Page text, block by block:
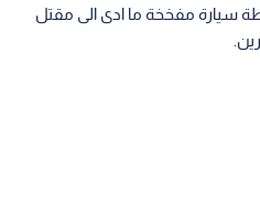
سيارة مفخخة ما ادى الى مقتل